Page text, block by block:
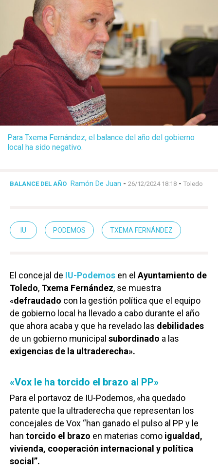
Para Txema Fernández, el balance del año del gobierno
local ha sido negativo.
BALANCE DEL AÑO Ramón De Juan - 26/12/2024 18:18 - Toledo
IU PODEMOS TXEMA FERNÁNDEZ
El concejal de IU-Podemos en el Ayuntamiento de
Toledo, Txema Fernández, se muestra
«defraudado con la gestión política que el equipo
de gobierno local ha llevado a cabo durante el año
que ahora acaba y que ha revelado las debilidades
de un gobierno municipal subordinado a las
exigencias de la ultraderecha».
«Vox le ha torcido el brazo al PP»
Para el portavoz de IU-Podemos, «ha quedado
patente que la ultraderecha que representan los
concejales de Vox “han ganado el pulso al PP y le
han torcido el brazo en materias como igualdad,
vivienda, cooperación internacional y política
social”.